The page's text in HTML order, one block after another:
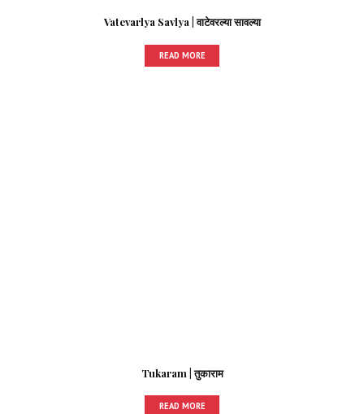
Vatevarlya Savlya | वाटेवरल्या सावल्या
READ MORE
Tukaram | तुकाराम
READ MORE